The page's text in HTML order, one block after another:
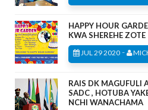
HAPPY HOUR
KWA SHEREHE ZOTE
JUL 29 2020 -
RAIS DK MAGUFULI
SADC , HOTUBA
NCHI WANACHAMA